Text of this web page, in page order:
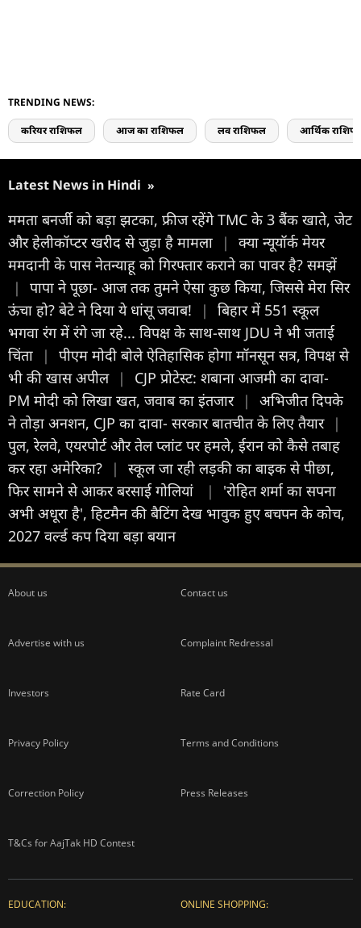
TRENDING NEWS:
करियर राशिफल आज का राशिफल लव राशिफल आर्थिक
Latest News in Hindi »
ममता बनर्जी को बड़ा झटका, फ्रीज रहेंगे TMC के 3 बैंक खाते, जेट
और हेलीकॉप्टर खरीद से जुड़ा है मामला
|
क्या न्यूयॉर्क मेयर
ममदानी के पास नेतन्याहू को गिरफ्तार कराने का पावर है? समझें
|
पापा ने पूछा- आज तक तुमने ऐसा कुछ किया, जिससे मेरा सिर
ऊंचा हो? बेटे ने दिया ये धांसू जवाब!
|
बिहार में 551 स्कूल
भगवा रंग में रंगे जा रहे... विपक्ष के साथ-साथ JDU ने भी जताई
चिंता
|
पीएम मोदी बोले ऐतिहासिक होगा मॉनसून सत्र, विपक्ष से
भी की खास अपील |
CJP प्रोटेस्ट: शबाना आजमी का दावा-
PM मोदी को लिखा खत, जवाब का इंतजार |
अभिजीत दिपके
ने तोड़ा अनशन, CJP का दावा- सरकार बातचीत के लिए तैयार |
पुल, रेलवे, एयरपोर्ट और तेल प्लांट पर हमले, ईरान को कैसे तबाह
कर रहा अमेरिका?
|
स्कूल जा रही लड़की का बाइक से पीछा,
फिर सामने से आकर बरसाई गोलियां
|
'रोहित शर्मा का सपना
अभी अधूरा है', हिटमैन की बैटिंग देख भावुक हुए बचपन के कोच,
2027 वर्ल्ड कप दिया बड़ा बयान
About us Contact us
Advertise with us Complaint Redressal
Investors Rate Card
Privacy Policy Terms and Conditions
Correction Policy Press Releases
T&Cs for AajTak HD Contest
EDUCATION: ONLINE SHOPPING: